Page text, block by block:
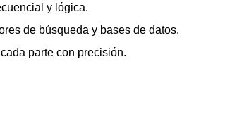
y lógica.
de búsqueda y bases de datos.
parte con precisión.